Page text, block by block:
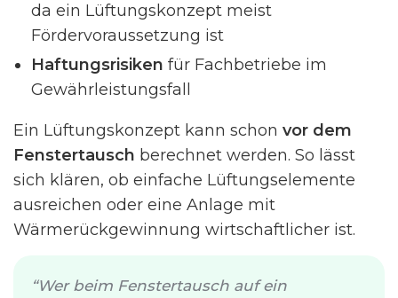
da ein Lüftungskonzept meist
Fördervoraussetzung ist
Haftungsrisiken für Fachbetriebe im
Gewährleistungsfall
Ein Lüftungskonzept kann schon vor dem
Fenstertausch berechnet werden. So lässt
sich klären, ob einfache Lüftungselemente
ausreichen oder eine Anlage mit
Wärmerückgewinnung wirtschaftlicher ist.
Wer beim Fenstertausch auf ein